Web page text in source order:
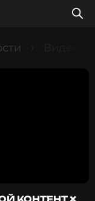
КОНТЕНТ ❌